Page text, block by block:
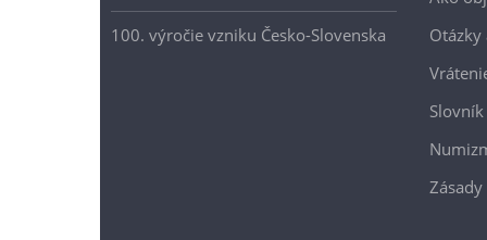
100. výročie vzniku Česko-Slovenska
Otázky